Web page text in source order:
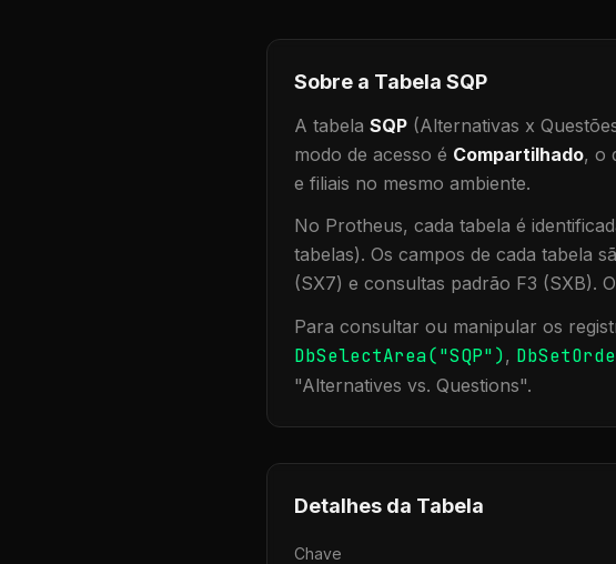
Sobre a Tabela SQP
A tabela SQP (Alternativas x
modo de acesso é Compartilhado, o
e filiais no mesmo ambiente.
No Protheus, cada tabela é
tabelas). Os campos de cada tabela
(SX7) e consultas padrão F3 (SXB).
Para consultar ou manipular os
DbSelectArea("SQP"),
"Alternatives vs. Questions".
Detalhes da Tabela
Chave